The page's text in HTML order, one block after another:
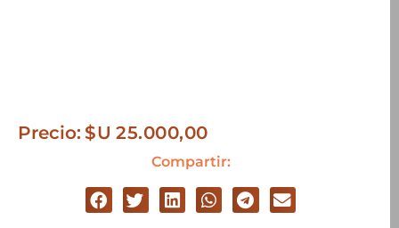
Precio: $U 25.000,00
Compartir: